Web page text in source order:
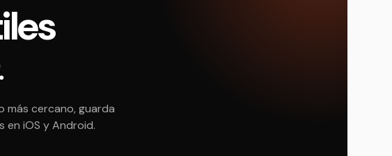
más cercano, guarda
en iOS y Android.